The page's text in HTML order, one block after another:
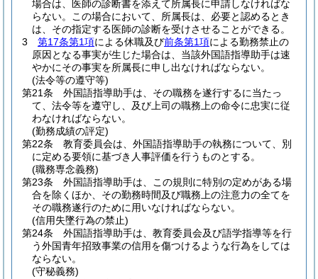
場合は、医師の診断書を添えて所属長に申請しなければな
らない。
この場合において、所属長は、必要と認めるとき
は、その指定する医師の診断を受けさせることができる。
3
第17条第1項による休職及び前条第1項による勤務禁止の
原因となる事実が生じた場合は、当該外国語指導助手は速
やかにその事実を所属長に申し出なければならない。
(法令等の遵守等)
第21条
外国語指導助手は、その職務を遂行するに当たっ
て、法令等を遵守し、及び上司の職務上の命令に忠実に従
わなければならない。
(勤務成績の評定)
第22条
教育委員会は、外国語指導助手の執務について、別
に定める要領に基づき人事評価を行うものとする。
(職務専念義務)
第23条
外国語指導助手は、この規則に特別の定めがある場
合を除くほか、その勤務時間及び職務上の注意力の全てを
その職務遂行のために用いなければならない。
(信用失墜行為の禁止)
第24条
外国語指導助手は、教育委員会及び語学指導等を行
う外国青年招致事業の信用を傷つけるような行為をしては
ならない。
(守秘義務)